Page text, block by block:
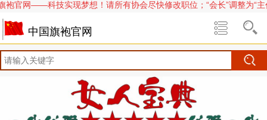
官网——科技实现梦想！请所有协会尽快修改职位；“会长”调整为“主
中国旗袍官网